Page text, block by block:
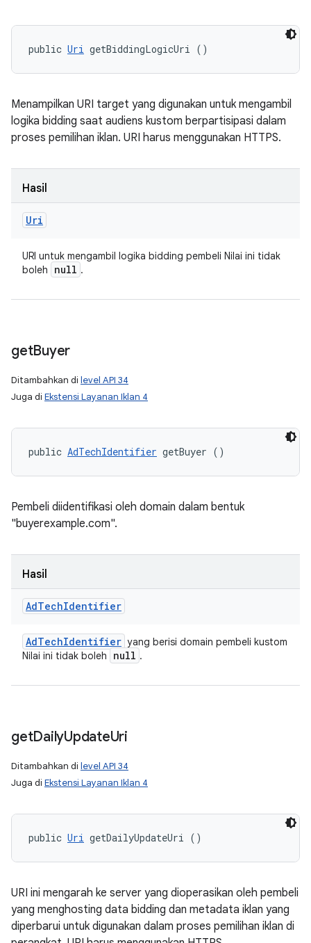
public Uri getBiddingLogicUri ()
Menampilkan URI target yang digunakan untuk mengambil
logika bidding saat audiens kustom berpartisipasi dalam
proses pemilihan iklan. URI harus menggunakan HTTPS.
Hasil
Uri
URI untuk mengambil logika bidding pembeli Nilai ini tidak
boleh
null .
getBuyer
Ditambahkan di level API 34
Juga di Ekstensi Layanan Iklan 4
public AdTechIdentifier getBuyer ()
Pembeli diidentifikasi oleh domain dalam bentuk
"buyerexample.com".
Hasil
AdTechIdentifier
AdTechIdentifier yang berisi domain pembeli kustom
Nilai ini tidak boleh
null .
getDailyUpdateUri
Ditambahkan di level API 34
Juga di Ekstensi Layanan Iklan 4
public Uri getDailyUpdateUri ()
URI ini mengarah ke server yang dioperasikan oleh pembeli
yang menghosting data bidding dan metadata iklan yang
diperbarui untuk digunakan dalam proses pemilihan iklan di